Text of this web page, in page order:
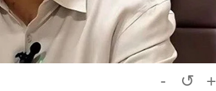
- ↺ +